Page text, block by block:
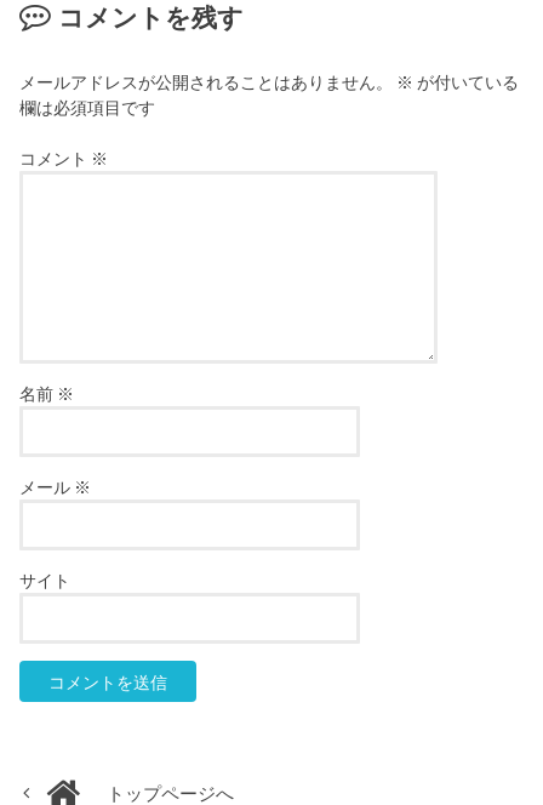
コメントを残す
メールアドレスが公開されることはありません。 ※ が付いている
欄は必須項目です
コメント ※
名前 ※
メール ※
サイト
トップページへ